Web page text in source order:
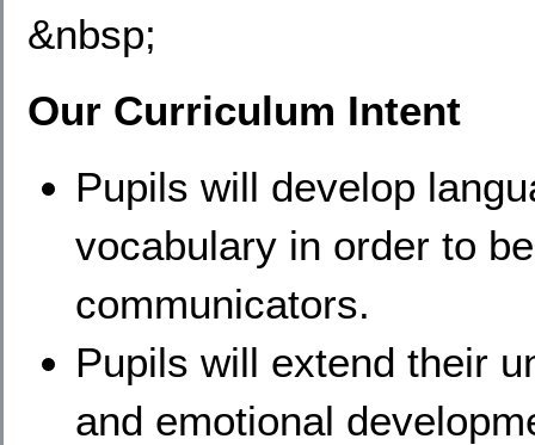
&nbsp;
Our Curriculum Intent
Pupils will develop
vocabulary in order to
communicators.
Pupils will extend their
and emotional